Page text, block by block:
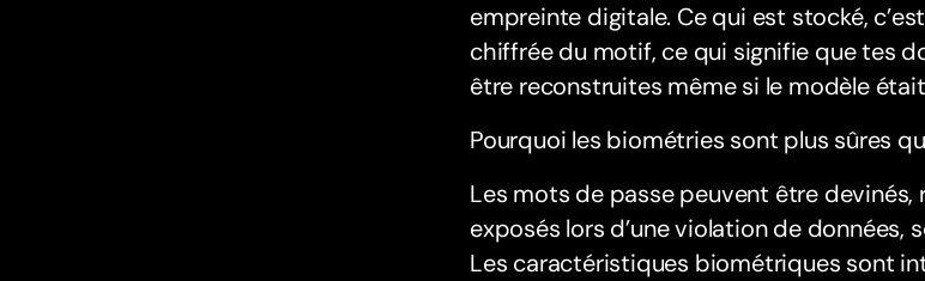
empreinte digitale. Ce qui est stocké,
chiffrée du motif, ce qui signifie que tes
être reconstruites même si le modèle
Pourquoi les biométries sont plus sûres
Les mots de passe peuvent être devinés,
exposés lors d’une violation de données,
Les caractéristiques biométriques sont